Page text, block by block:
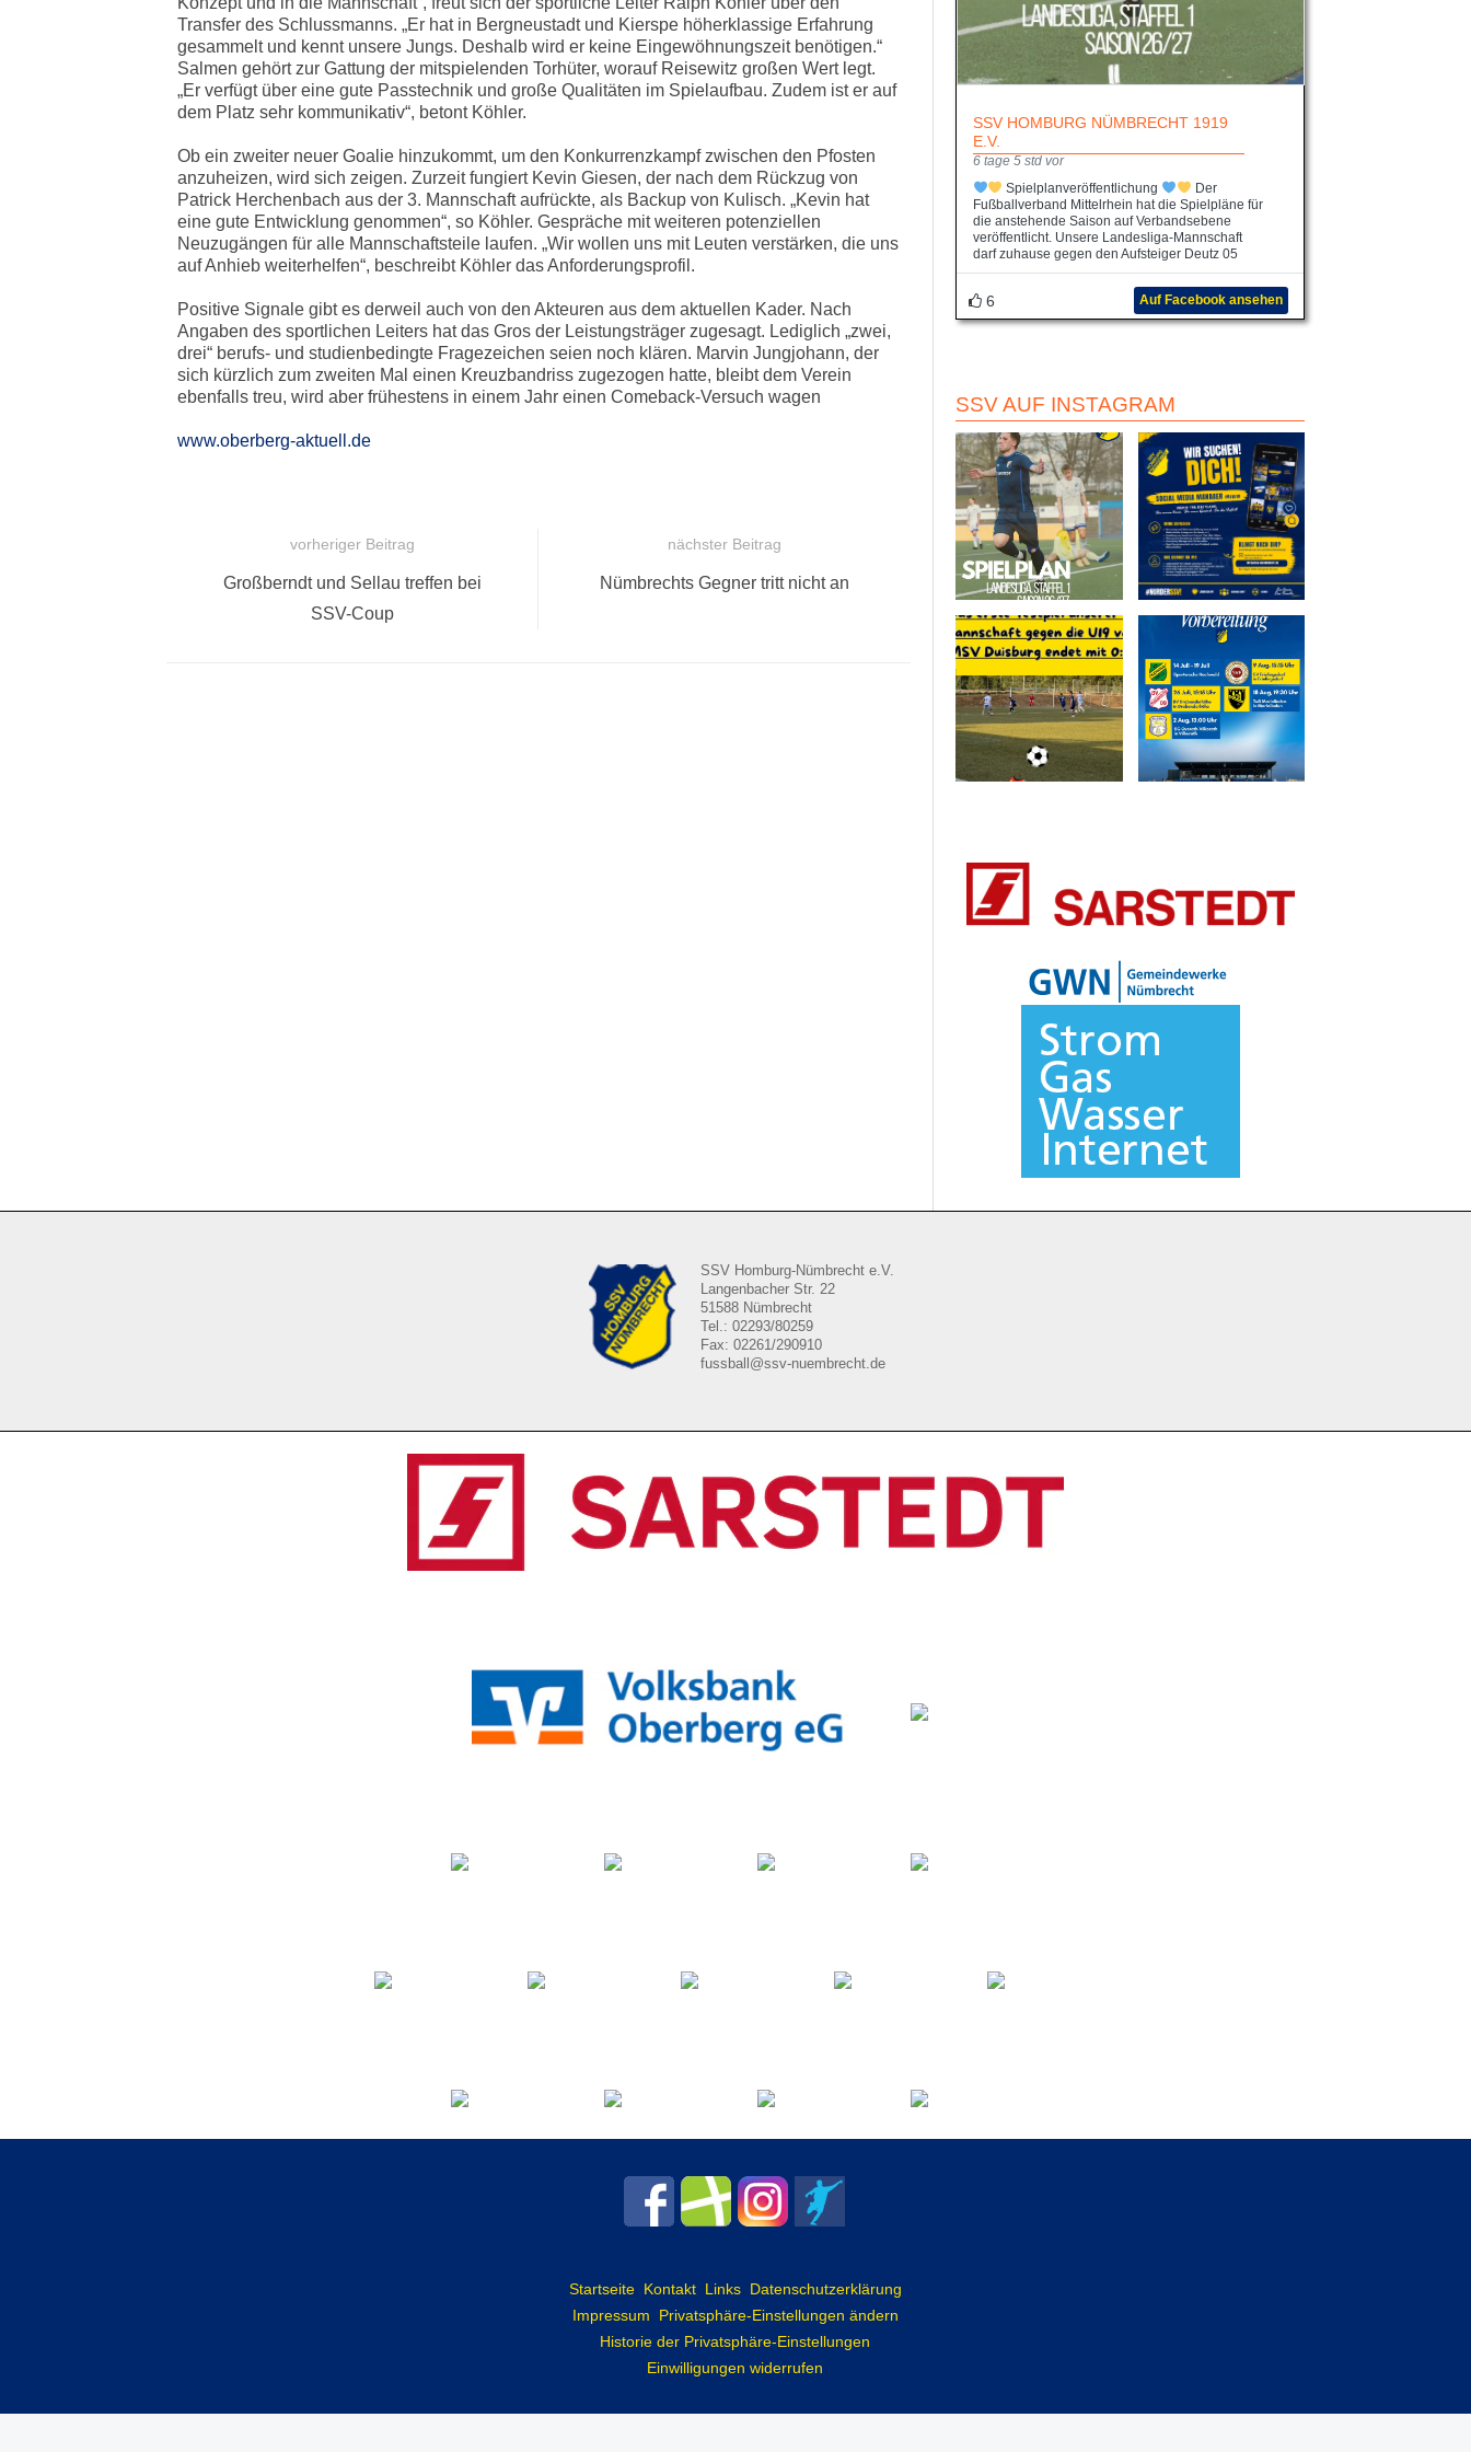
Transfer des Schlussmanns. „Er hat in Bergneustadt und Kierspe höherklassige Erfahrung
gesammelt und kennt unsere Jungs. Deshalb wird er keine Eingewöhnungszeit benötigen.“
Salmen gehört zur Gattung der mitspielenden Torhüter, worauf Reisewitz großen Wert legt.
„Er verfügt über eine gute Passtechnik und große Qualitäten im Spielaufbau. Zudem ist er auf
dem Platz sehr kommunikativ“, betont Köhler.
Ob ein zweiter neuer Goalie hinzukommt, um den Konkurrenzkampf zwischen den Pfosten
anzuheizen, wird sich zeigen. Zurzeit fungiert Kevin Giesen, der nach dem Rückzug von
Patrick Herchenbach aus der 3. Mannschaft aufrückte, als Backup von Kulisch. „Kevin hat
eine gute Entwicklung genommen“, so Köhler. Gespräche mit weiteren potenziellen
Neuzugängen für alle Mannschaftsteile laufen. „Wir wollen uns mit Leuten verstärken, die uns
auf Anhieb weiterhelfen“, beschreibt Köhler das Anforderungsprofil.
Positive Signale gibt es derweil auch von den Akteuren aus dem aktuellen Kader. Nach
Angaben des sportlichen Leiters hat das Gros der Leistungsträger zugesagt. Lediglich „zwei,
drei“ berufs- und studienbedingte Fragezeichen seien noch klären. Marvin Jungjohann, der
sich kürzlich zum zweiten Mal einen Kreuzbandriss zugezogen hatte, bleibt dem Verein
ebenfalls treu, wird aber frühestens in einem Jahr einen Comeback-Versuch wagen
www.oberberg-aktuell.de
vorheriger Beitrag
Vorheriger
Großberndt und Sellau treffen bei
SSV-Coup
nächster Beitrag
Nächster
Nümbrechts Gegner tritt nicht an
SSV HOMBURG NÜMBRECHT 1919
E.V.
6 tage 5 std vor
Spielplanveröffentlichung
Der
Fußballverband Mittelrhein hat die Spielpläne für
die anstehende Saison auf Verbandsebene
veröffentlicht. Unsere Landesliga-Mannschaft
darf zuhause gegen den Aufsteiger Deutz 05
6 Auf Facebook ansehen
SSV AUF INSTAGRAM
SSV Homburg-Nümbrecht e.V.
Langenbacher Str. 22
51588 Nümbrecht
Tel.: 02293/80259
Fax: 02261/290910
fussball@ssv-nuembrecht.de
Startseite Kontakt Links Datenschutzerklärung
Impressum
Privatsphäre-Einstellungen ändern
Historie der Privatsphäre-Einstellungen
Einwilligungen widerrufen